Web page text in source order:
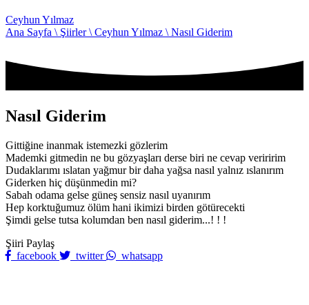
Ceyhun Yılmaz
Ana Sayfa \ Şiirler \ Ceyhun Yılmaz \ Nasıl Giderim
Nasıl Giderim
Gittiğine inanmak istemezki gözlerim
Mademki gitmedin ne bu gözyaşları derse biri ne cevap veriririm
Dudaklarımı ıslatan yağmur bir daha yağsa nasıl yalnız ıslanırım
Giderken hiç düşünmedin mi?
Sabah odama gelse güneş sensiz nasıl uyanırım
Hep korktuğumuz ölüm hani ikimizi birden götürecekti
Şimdi gelse tutsa kolumdan ben nasıl giderim...! ! !
Şiiri Paylaş
facebook
twitter whatsapp